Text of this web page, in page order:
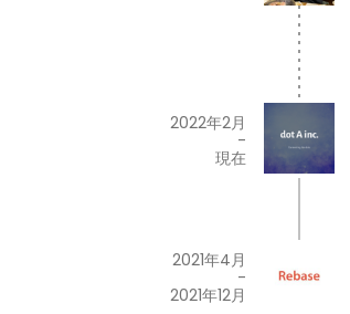
2022年2月
-
現在
2021年4月
-
2021年12月